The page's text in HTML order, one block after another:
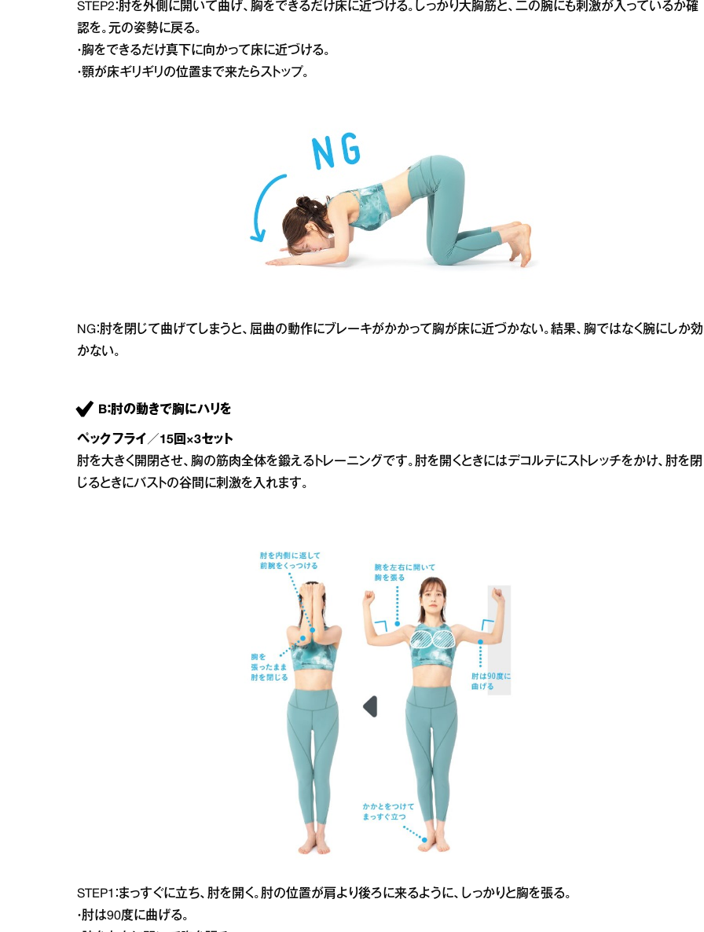
STEP2：肘を外側に開いて曲げ、胸をできるだけ床に近づける。しっかり大胸筋と、二の腕にも刺激が入っているか確
認を。元の姿勢に戻る。
・胸をできるだけ真下に向かって床に近づける。
・顎が床ギリギリの位置まで来たらストップ。
NG：肘を閉じて曲げてしまうと、屈曲の動作にブレーキがかかって胸が床に近づかない。結果、胸ではなく腕にしか効
かない。
B：肘の動きで胸にハリを
ペックフライ／15回×3セット
肘を大きく開閉させ、胸の筋肉全体を鍛えるトレーニングです。肘を開くときにはデコルテにストレッチをかけ、肘を閉
じるときにバストの谷間に刺激を入れます。
STEP1：まっすぐに立ち、肘を開く。肘の位置が肩より後ろに来るように、しっかりと胸を張る。
・肘は90度に曲げる。